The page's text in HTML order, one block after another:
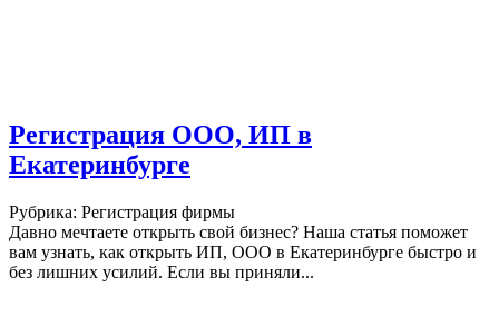
Регистрация ООО, ИП в
Екатеринбурге
Рубрика: Регистрация фирмы
Давно мечтаете открыть свой бизнес? Наша статья поможет
вам узнать, как открыть ИП, ООО в Екатеринбурге быстро и
без лишних усилий. Если вы приняли...